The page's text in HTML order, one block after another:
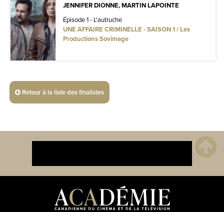
JENNIFER DIONNE, MARTIN LAPOINTE
Épisode 1 - L'autruche
UNE AFFAIRE CRIMINELLE - SAISON 1 / Les
Productions Sovimage
Retour à la liste des finalistes